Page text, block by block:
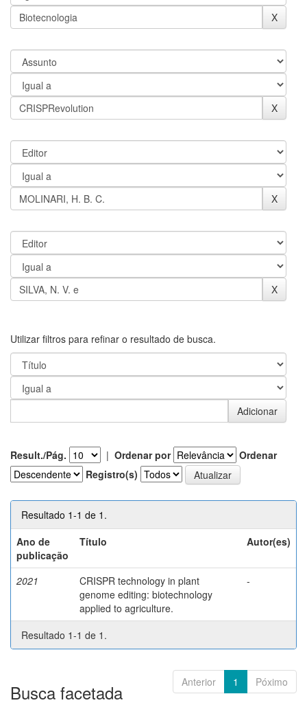
Utilizar filtros para refinar o resultado de busca.
Result./Pág. | Ordenar por
Ordenar
Registro(s)
Resultado 1-1 de 1.
Ano de
publicação
Título Autor(es)
2021
CRISPR technology in plant
genome editing: biotechnology
applied to agriculture.
-
Resultado 1-1 de 1.
Anterior 1 Póximo
Busca facetada